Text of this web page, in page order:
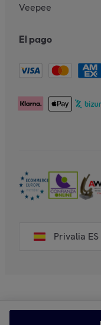
Veepee
El pago
Privalia ES